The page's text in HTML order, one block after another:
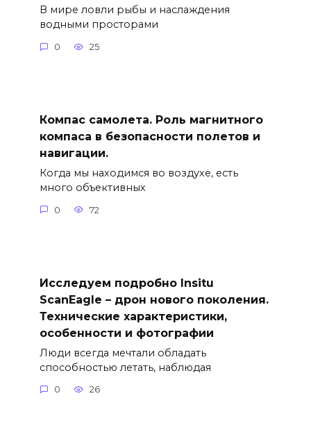
В мире ловли рыбы и наслаждения
водными просторами
0 25
Компас самолета. Роль магнитного
компаса в безопасности полетов и
навигации.
Когда мы находимся во воздухе, есть
много объективных
0 72
Исследуем подробно Insitu
ScanEagle – дрон нового поколения.
Технические характеристики,
особенности и фотографии
Люди всегда мечтали обладать
способностью летать, наблюдая
0 26